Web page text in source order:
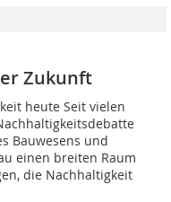
Zukunft
heute Seit vielen
Bauwesens und
einen breiten Raum
die Nachhaltigkeit